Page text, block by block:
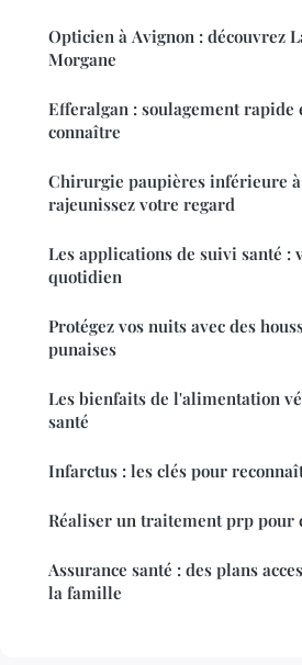
Opticien à Avignon : découvrez
Morgane
Efferalgan : soulagement rapide
connaître
Chirurgie paupières inférieure
rajeunissez votre regard
Les applications de suivi santé :
quotidien
Protégez vos nuits avec des
punaises
Les bienfaits de l'alimentation
santé
Infarctus : les clés pour
Réaliser un traitement prp pour
Assurance santé : des plans
la famille